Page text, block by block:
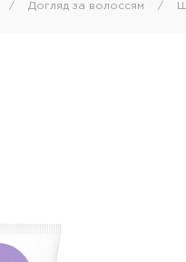
Мус
Спрей
Догляд за волоссям